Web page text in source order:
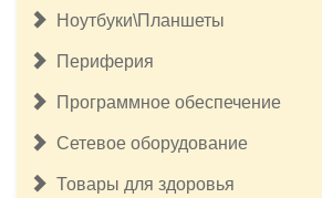
Ноутбуки\Планшеты
Периферия
Программное обеспечение
Сетевое оборудование
Товары для здоровья